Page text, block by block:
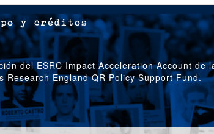
y créditos
del ESRC Impact Acceleration Account
Research England QR Policy Support Fund.